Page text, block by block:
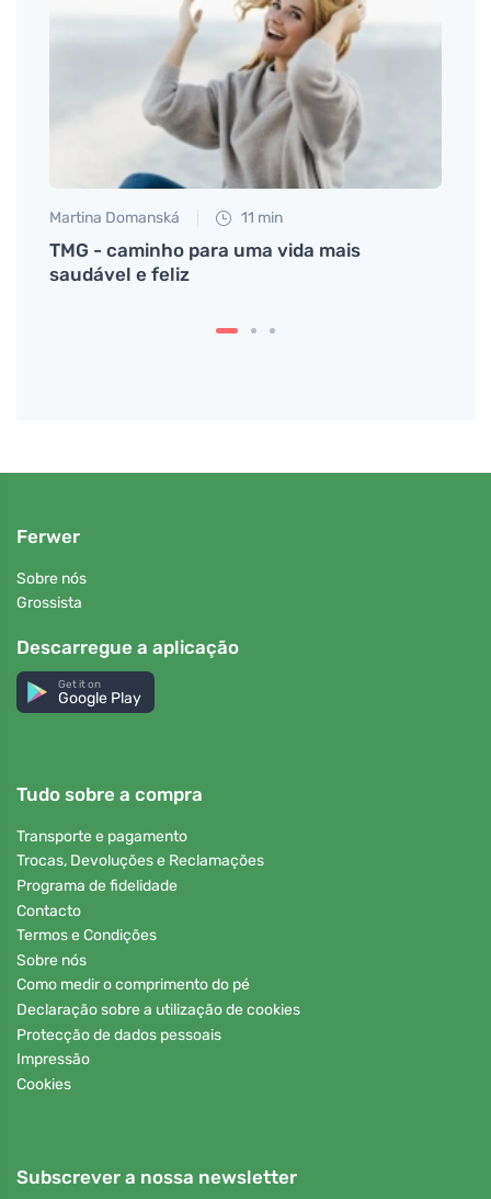
Martina Domanská 11 min
TMG - caminho para uma vida mais
saudável e feliz
Ferwer
Sobre nós
Grossista
Descarregue a aplicação
Get it on
Google Play
Tudo sobre a compra
Transporte e pagamento
Trocas, Devoluções e Reclamações
Programa de fidelidade
Contacto
Termos e Condições
Sobre nós
Como medir o comprimento do pé
Declaração sobre a utilização de cookies
Protecção de dados pessoais
Impressão
Cookies
Subscrever a nossa newsletter